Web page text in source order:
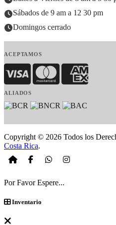
Sábados de 9 am a 12 30 pm
Domingos cerrado
ACEPTAMOS
Visa MasterCard
ALIADOS
Copyright © 2026 Todos los
Costa Rica.
Por Favor Espere...
Inventario